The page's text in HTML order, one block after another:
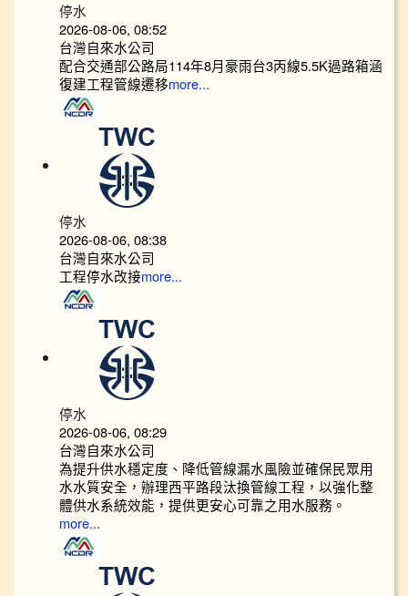
停水
2026-08-06, 08:52
台灣自來水公司
配合交通部公路局114年8月豪雨台3丙線5.5K過路箱涵
復建工程管線遷移more...
停水
2026-08-06, 08:38
台灣自來水公司
工程停水改接more...
停水
2026-08-06, 08:29
台灣自來水公司
為提升供水穩定度、降低管線漏水風險並確保民眾用
水水質安全，辦理西平路段汰換管線工程，以強化整
體供水系統效能，提供更安心可靠之用水服務。
more...